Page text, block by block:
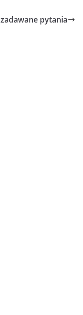
pytania